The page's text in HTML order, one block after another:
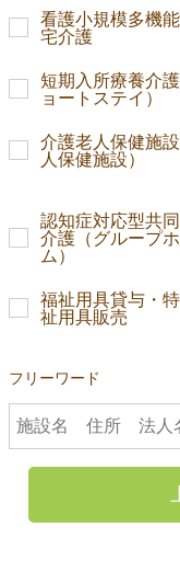
看護小規模多機
宅介護
短期入所療養介
ョートステイ）
介護老人保健施
人保健施設）
認知症対応型共
介護（グループ
ム）
福祉用具貸与・
祉用具販売
フリーワード